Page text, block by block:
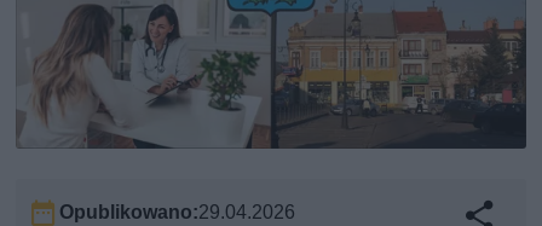
Opublikowano:29.04.2026